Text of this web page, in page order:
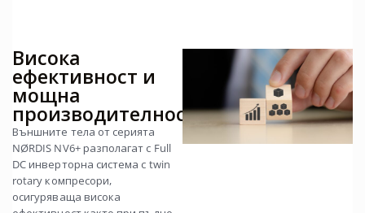
Висока
ефективност и
мощна
производителност
Външните тела от серията
NØRDIS NV6+ разполагат с Full
DC инверторна система с twin
rotary компресори,
осигуряваща висока